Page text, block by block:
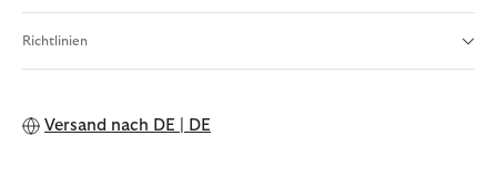
Richtlinien
Versand nach DE | DE